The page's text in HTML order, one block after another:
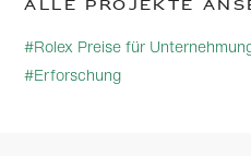
Alle Projekte
#Rolex Preise für
#Erforschung